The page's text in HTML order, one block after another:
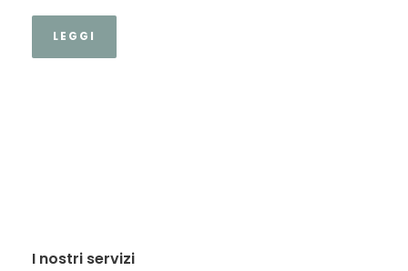
LEGGI
I nostri servizi